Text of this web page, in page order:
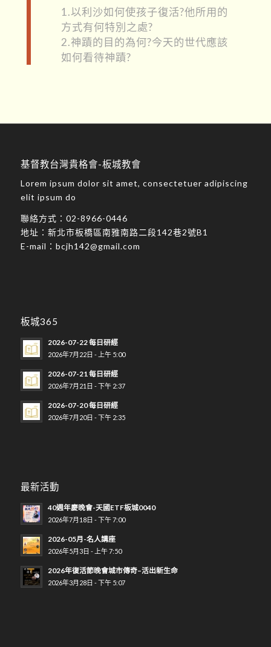
1.以利沙如何使孩子復活?他所用的
方式有何特別之處?
2.神蹟的目的為何?今天的世代應該
如何看待神蹟?
基督教台灣貴格會-板城教會
Lorem ipsum dolor sit amet, consectetuer adipiscing
elit ipsum do
聯絡方式： 02-8966-0446
地址： 新北市板橋區南雅南路二段142巷2號B1
E-mail： bcjh142@gmail.com
板城365
2026-07-22 每日研經
2026年7月22日 - 上午 5:00
2026-07-21 每日研經
2026年7月21日 - 下午 2:37
2026-07-20 每日研經
2026年7月20日 - 下午 2:35
最新活動
40週年慶晚會-天國ETF板城0040
2026年7月18日 - 下午 7:00
2026-05月-名人講座
2026年5月3日 - 上午 7:50
2026年復活節晚會城市傳奇–活出新生命
2026年3月28日 - 下午 5:07